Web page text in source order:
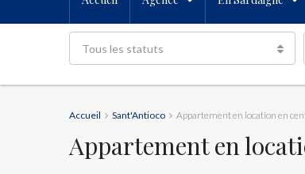
Tous les statuts
Accueil Sant'Antioco Appartement en location en
Appartement en